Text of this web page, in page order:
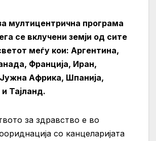
мултицентрична програма
се вклучени земји од сите
меѓу кои: Аргентина,
Франција, Иран,
Африка, Шпанија,
Тајланд.
за здравство е во
со канцеларијата